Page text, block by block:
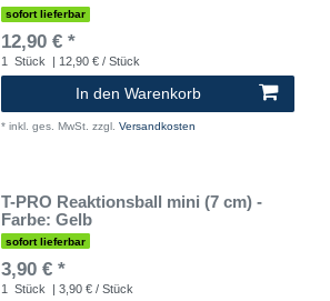
sofort lieferbar
12,90 € *
1 Stück | 12,90 € / Stück
In den Warenkorb
* inkl. ges. MwSt. zzgl. Versandkosten
T-PRO Reaktionsball mini (7 cm) -
Farbe: Gelb
sofort lieferbar
3,90 € *
1 Stück | 3,90 € / Stück